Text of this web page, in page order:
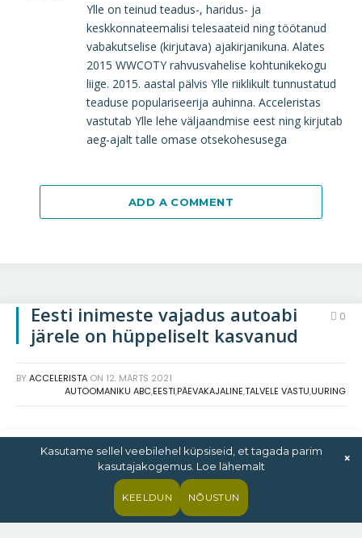
Ylle on teinud teadus-, haridus- ja
keskkonnateemalisi telesaateid ning töötanud
vabakutselise (kirjutava) ajakirjanikuna. Alates
2015 WWCOTY rahvusvahelise kohtunikekogu
liige. 2015. aastal pälvis Ylle riiklikult tunnustatud
teaduse populariseerija auhinna. Acceleristas
vastutab Ylle lehe väljaandmise eest ning kirjutab
aeg-ajalt talle omase otsekohesusega
ADD A COMMENT
Eesti inimeste vajadus autoabi
järele on hüppeliselt kasvanud
0
BY ACCELERISTA ON 12. MÄRTS 2021
AUTOOMANIKU ABC,EESTI,PÄEVAKAJALINE,TALVELE VASTU,UURING
Kasutame sellel veebilehel küpsiseid, et tagada parim
kasutajakogemus. Loe lähemalt
KEELDUN NÕUSTUN
×